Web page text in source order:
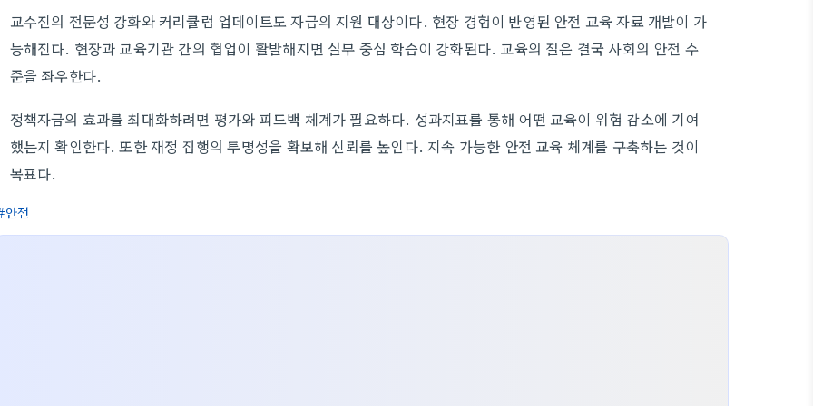
교수진의 전문성 강화와 커리큘럼 업데이트도 자금의 지원 대상이다. 현장 경험이 반영된 안전 교육 자료 개발이 가
능해진다. 현장과 교육기관 간의 협업이 활발해지면 실무 중심 학습이 강화된다. 교육의 질은 결국 사회의 안전 수
준을 좌우한다.
정책자금의 효과를 최대화하려면 평가와 피드백 체계가 필요하다. 성과지표를 통해 어떤 교육이 위험 감소에 기여
했는지 확인한다. 또한 재정 집행의 투명성을 확보해 신뢰를 높인다. 지속 가능한 안전 교육 체계를 구축하는 것이
목표다.
안전